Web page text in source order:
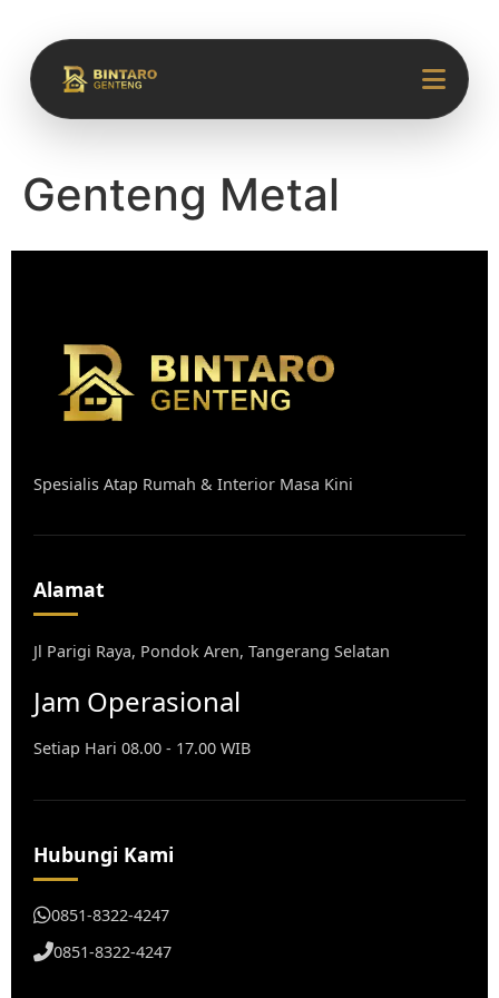
Genteng Metal
Spesialis Atap Rumah & Interior Masa Kini
Alamat
Jl Parigi Raya, Pondok Aren, Tangerang Selatan
Jam Operasional
Setiap Hari 08.00 - 17.00 WIB
Hubungi Kami
0851-8322-4247
0851-8322-4247